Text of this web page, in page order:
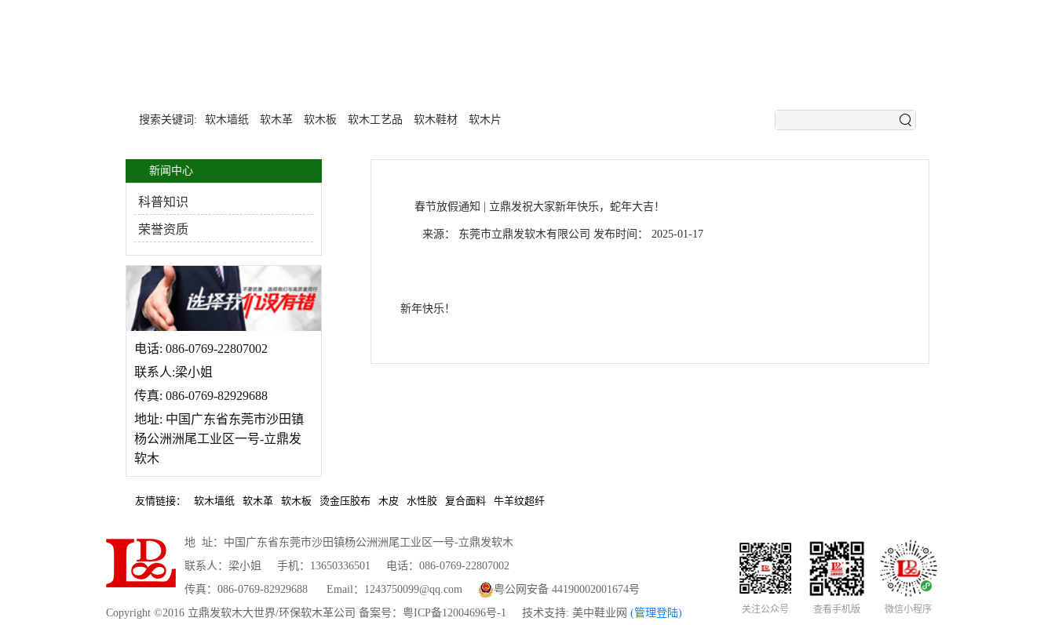
搜索关键词: 软木墙纸 软木革 软木板 软木工艺品 软木鞋材 软木片
新闻中心
科普知识
荣誉资质
电话: 086-0769-22807002
联系人:梁小姐
传真: 086-0769-82929688
地址: 中国广东省东莞市沙田镇
杨公洲洲尾工业区一号-立鼎发
软木
春节放假通知 | 立鼎发祝大家新年快乐，蛇年大吉！
来源： 东莞市立鼎发软木有限公司 发布时间： 2025-01-17
新年快乐！
友情链接： 软木墙纸 软木革 软木板 烫金压胶布 木皮 水性胶 复合面料 牛羊纹超纤
地 址：中国广东省东莞市沙田镇杨公洲洲尾工业区一号-立鼎发软木
联系人：梁小姐 手机：13650336501 电话：086-0769-22807002
传真：086-0769-82929688 Email：1243750099@qq.com
粤公网安备 44190002001674号
Copyright ©2016 立鼎发软木大世界/环保软木革公司 备案号：粤ICP备12004696号-1 技术支持: 美中鞋业网 (管理登陆) 微信小程序
查看手机版
关注公众号